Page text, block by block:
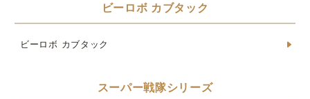
ビーロボ カブタック
ビーロボ カブタック
スーパー戦隊シリーズ